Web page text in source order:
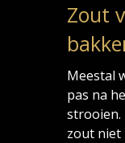
Zout
Meestal
pas na
strooien.
zout niet